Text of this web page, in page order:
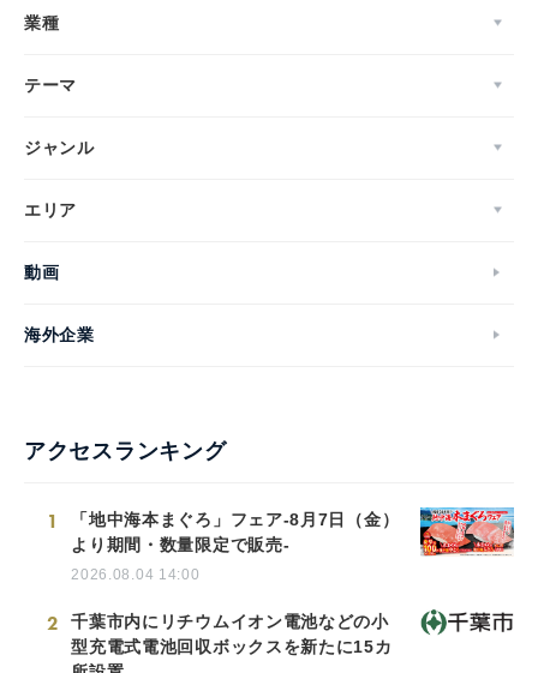
業種
テーマ
ジャンル
エリア
動画
海外企業
アクセスランキング
1
「地中海本まぐろ」フェア-8月7日（金）
より期間・数量限定で販売-
2026.08.04 14:00
2
千葉市内にリチウムイオン電池などの小
型充電式電池回収ボックスを新たに15カ